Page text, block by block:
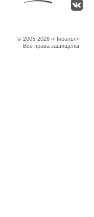
© 2005-2026 «Пиранья»
Все права защищены